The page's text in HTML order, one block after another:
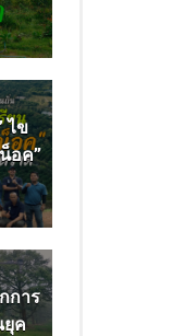
ไข
อค”
การ
ยุค